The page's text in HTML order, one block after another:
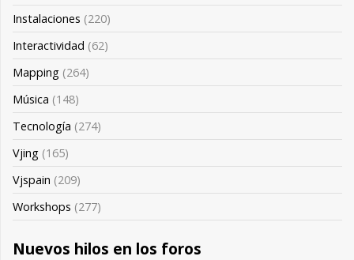
Instalaciones (220)
Interactividad (62)
Mapping (264)
Música (148)
Tecnología (274)
Vjing (165)
Vjspain (209)
Workshops (277)
Nuevos hilos en los foros